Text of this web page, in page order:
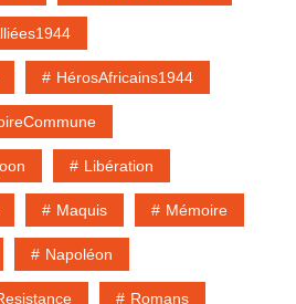
HérosAfricains1944
Libération
Maquis Mémoire
Napoléon
Romans